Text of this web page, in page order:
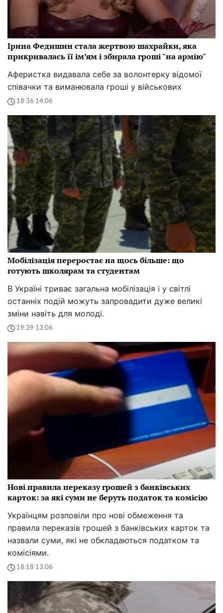
Ірина Федишин стала жертвою шахрайки, яка
прикривалась її ім’ям і збирала гроші "на армію"
Аферистка видавала себе за волонтерку відомої
співачки та виманювала гроші у військових
18:36 14.06
Мобілізація переростає на щось більше: що
готують школярам та студентам
В Україні триває загальна мобілізація і у світлі
останніх подій можуть запровадити дуже великі
зміни навіть для молоді.
19:39 13.06
Нові правила переказу грошей з банківських
карток: за які суми не беруть податок та комісію
Українцям розповіли про нові обмеження та
правила переказів грошей з банківських карток та
назвали суми, які не обкладаються податком та
комісіями.
18:18 13.06